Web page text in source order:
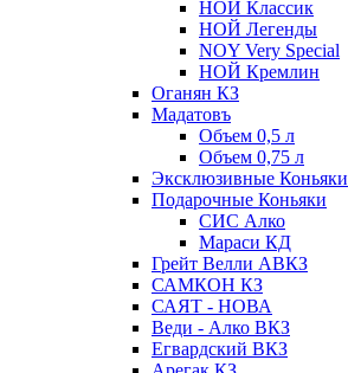
НОЙ Классик
НОЙ Легенды
NOY Very Speсial
НОЙ Кремлин
Оганян КЗ
Мадатовъ
Объем 0,5 л
Объем 0,75 л
Эксклюзивные Коньяки
Подарочные Коньяки
СИС Алко
Мараси КД
Грейт Велли АВКЗ
САМКОН КЗ
САЯТ - НОВА
Веди - Алко ВКЗ
Егвардский ВКЗ